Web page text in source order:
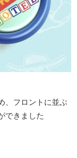
、フロントに並ぶ
できました